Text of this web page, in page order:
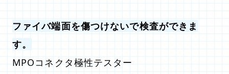
ファイバ端面を傷つけないで検査ができま
す。
MPOコネクタ極性テスター